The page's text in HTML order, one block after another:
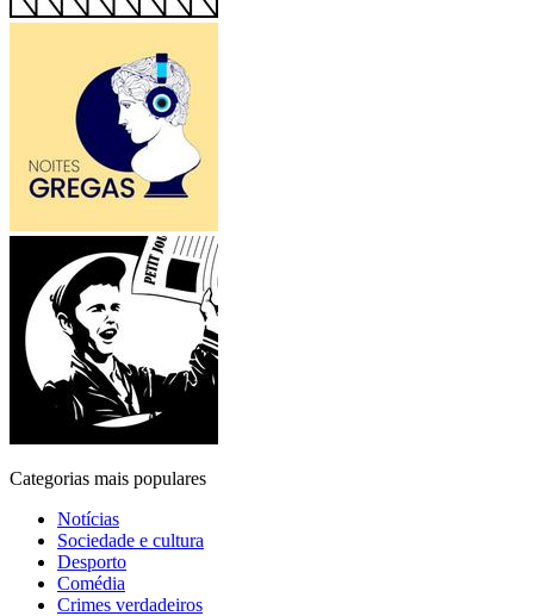
Categorias mais populares
Notícias
Sociedade e cultura
Desporto
Comédia
Crimes verdadeiros